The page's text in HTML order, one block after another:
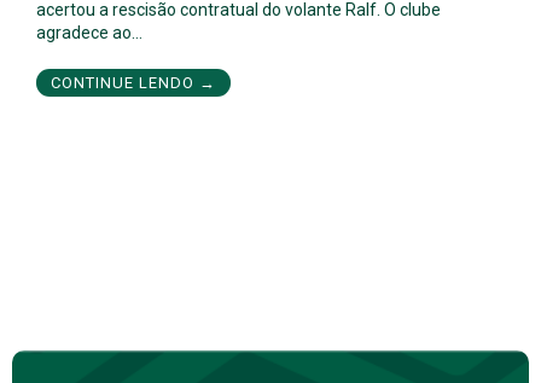
acertou a rescisão contratual do volante Ralf. O clube
agradece ao…
CONTINUE LENDO →